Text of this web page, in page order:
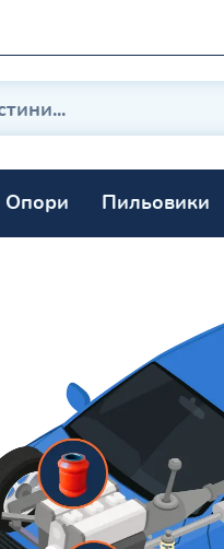
Опори Пильовики